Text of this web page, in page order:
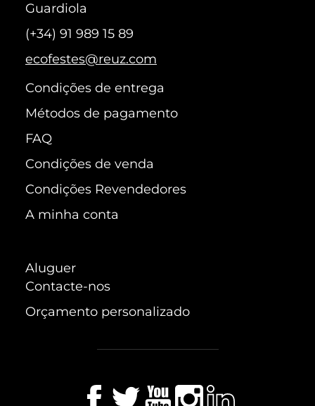
Guardiola
(+34) 91 989 15 89
ecofestes@reuz.com
Condições de entrega
Métodos de pagamento
FAQ
Condições de venda
Condições Revendedores
A minha conta
Aluguer
Contacte-nos
Orçamento personalizado